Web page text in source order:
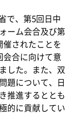
で、第5回日中
ーム会合及び第
されたことを
合に向けて意
した。また、双
題について、日
推進するととも
的に貢献してい